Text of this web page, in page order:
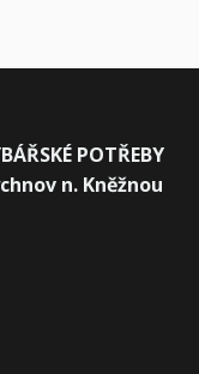
POTŘEBY
n. Kněžnou